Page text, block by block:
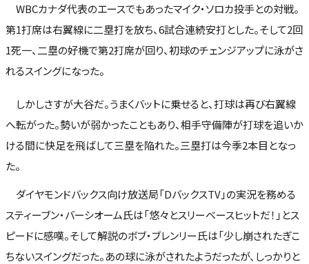
WBCカナダ代表のエースでもあったマイク・ソロカ投手との対戦。
第1打席は右翼線に二塁打を放ち、6試合連続安打とした。そして2回
1死一、二塁の好機で第2打席が回り、初球のチェンジアップに泳がさ
れるスイングになった。
しかしさすが大谷だ。うまくバットに乗せると、打球は再び右翼線
へ転がった。勢いが弱かったこともあり、相手守備陣が打球を追いか
ける間に快足を飛ばして三塁を陥れた。三塁打は今季2本目となっ
た。
ダイヤモンドバックス向け放送局「DバックスTV」の実況を務める
スティーブン・バーシオーム氏は「悠々とスリーベースヒットだ！」とス
ピードに感嘆。そして解説のボブ・ブレンリー氏は「少し崩されたぎこ
ちないスイングだった。あの球に泳がされたようだったが、しっかりと